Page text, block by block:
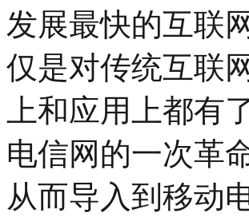
发展最快的互联
仅是对传统互联
上和应用上都有
电信网的一次革
从而导入到移动